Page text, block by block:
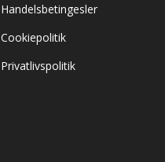
Handelsbetingesler
Cookiepolitik
Privatlivspolitik